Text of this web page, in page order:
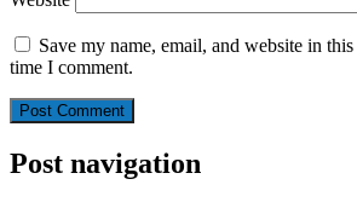
Save my name, email, and website in
time I comment.
Post navigation